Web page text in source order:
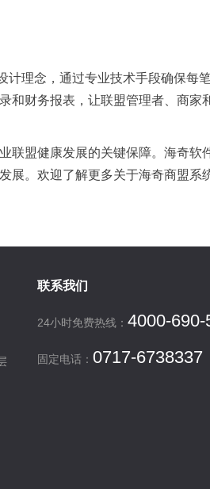
理念，通过专业技术手段确保每
和财务报表，让联盟管理者、商
联盟健康发展的关键保障。海奇软
展。欢迎了解更多关于海奇商盟
联系我们
24小时免费热线： 4000-690-
固定电话： 0717-6738337